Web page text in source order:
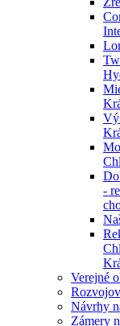
-
Verejné
Návrhy
Zámery